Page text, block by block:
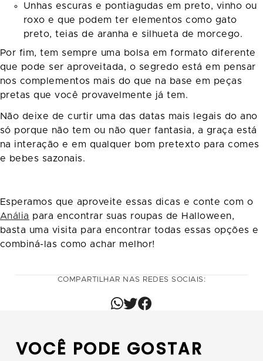
Unhas escuras e pontiagudas em preto, vinho ou
roxo e que podem ter elementos como gato
preto, teias de aranha e silhueta de morcego.
Por fim, tem sempre uma bolsa em formato diferente
que pode ser aproveitada, o segredo está em pensar
nos complementos mais do que na base em peças
pretas que você provavelmente já tem.
Não deixe de curtir uma das datas mais legais do ano
só porque não tem ou não quer fantasia, a graça está
na interação e em qualquer bom pretexto para comes
e bebes sazonais.
Esperamos que aproveite essas dicas e conte com o
Anália para encontrar suas roupas de Halloween,
basta uma visita para encontrar todas essas opções e
combiná-las como achar melhor!
COMPARTILHAR NAS REDES SOCIAIS:
VOCÊ PODE GOSTAR